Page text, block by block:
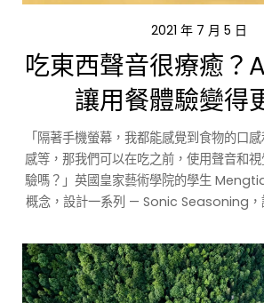
2021 年 7 月 5 日
吃東西聲音很療癒？
讓用餐體驗變得
「隔著手機螢幕，我都能感覺到食物的口
感等，那我們可以在吃之前，使用聲音和
驗嗎？」英國皇家藝術學院的學生
概念，設計一系列 — Sonic Seasoning，
味。